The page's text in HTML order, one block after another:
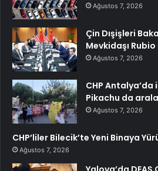
Ağustos 7, 2026
Çin Dışişleri
Mevkidaşı
Ağustos 7, 2026
CHP
Pikachu da
Ağustos 7, 2026
CHP’liler Bilecik’te Yeni Binaya
Ağustos 7, 2026